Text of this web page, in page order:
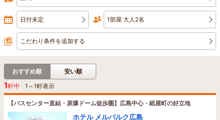
日付未定 1部屋 大人2名
こだわり条件を追加する
おすすめ順 安い順
1軒中 1 ～1軒表示
【バスセンター直結・原爆ドーム徒歩圏】広島中心・紙屋町の好立地
ホテル メルパルク広島